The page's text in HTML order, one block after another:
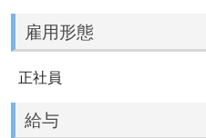
雇用形態
正社員
給与